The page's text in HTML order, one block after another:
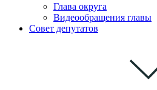
Глава округа
Видеообращения главы
Совет депутатов